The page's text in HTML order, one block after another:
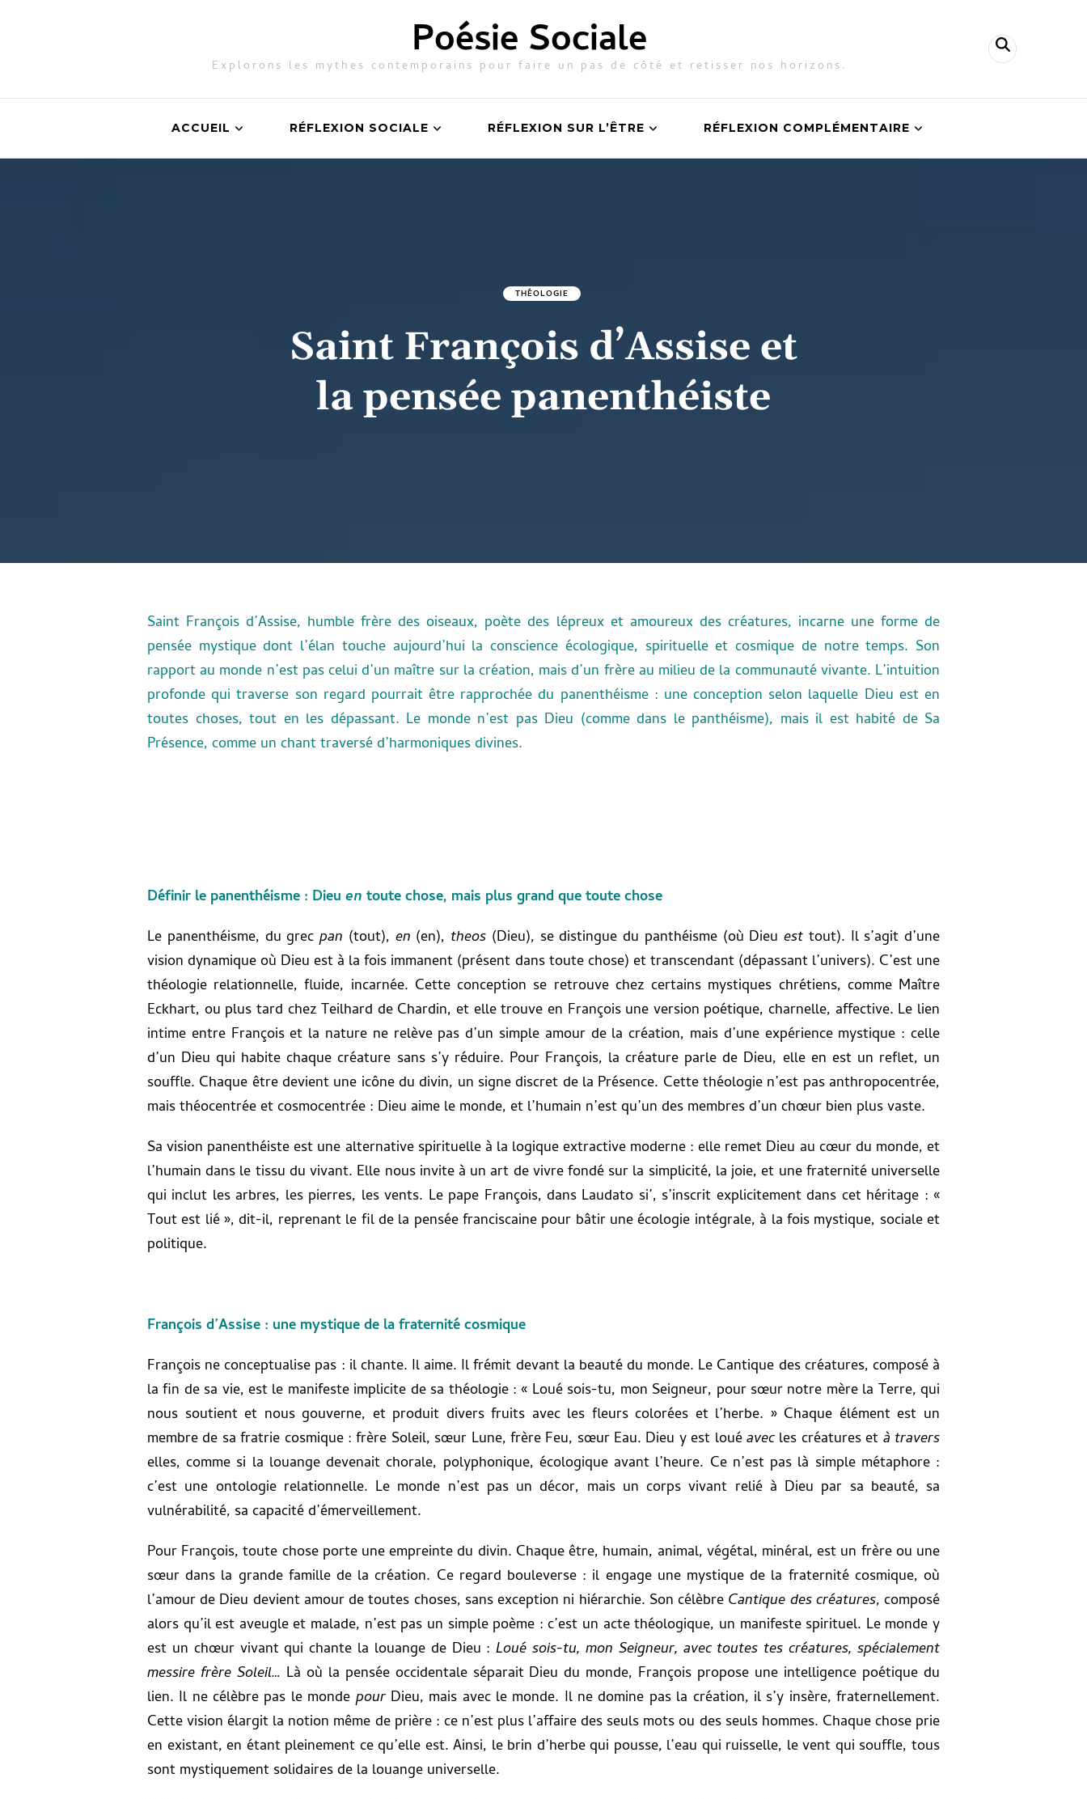
Poésie Sociale
Explorons les mythes contemporains pour faire un pas de côté et retisser nos horizons.
ACCUEIL RÉFLEXION SOCIALE RÉFLEXION SUR L’ÊTRE RÉFLEXION COMPLÉMENTAIRE
THÉOLOGIE
Saint François d’Assise et
la pensée panenthéiste
Saint François d’Assise, humble frère des oiseaux, poète des lépreux et amoureux des créatures, incarne une forme de
pensée mystique dont l’élan touche aujourd’hui la conscience écologique, spirituelle et cosmique de notre temps. Son
rapport au monde n’est pas celui d’un maître sur la création, mais d’un frère au milieu de la communauté vivante. L’intuition
profonde qui traverse son regard pourrait être rapprochée du panenthéisme : une conception selon laquelle Dieu est en
toutes choses, tout en les dépassant. Le monde n’est pas Dieu (comme dans le panthéisme), mais il est habité de Sa
Présence, comme un chant traversé d’harmoniques divines.
Définir le panenthéisme : Dieu en toute chose, mais plus grand que toute chose
Le panenthéisme, du grecpan (tout), en (en), theos (Dieu), se distingue du panthéisme (où Dieu est tout). Il s’agit d’une
vision dynamique où Dieu est à la fois immanent (présent dans toute chose) et transcendant (dépassant l’univers). C’est une
théologie relationnelle, fluide, incarnée. Cette conception se retrouve chez certains mystiques chrétiens, comme Maître
Eckhart, ou plus tard chez Teilhard de Chardin, et elle trouve en François une version poétique, charnelle, affective. Le lien
intime entre François et la nature ne relève pas d’un simple amour de la création, mais d’une expérience mystique : celle
d’un Dieu qui habite chaque créature sans s’y réduire. Pour François, la créature parle de Dieu, elle en est un reflet, un
souffle. Chaque être devient une icône du divin, un signe discret de la Présence. Cette théologie n’est pas anthropocentrée,
mais théocentrée et cosmocentrée : Dieu aime le monde, et l’humain n’est qu’un des membres d’un chœur bien plus vaste.
Sa vision panenthéiste est une alternative spirituelle à la logique extractive moderne : elle remet Dieu au cœur du monde, et
l’humain dans le tissu du vivant. Elle nous invite à un art de vivre fondé sur la simplicité, la joie, et une fraternité universelle
qui inclut les arbres, les pierres, les vents. Le pape François, dans Laudato si’, s’inscrit explicitement dans cet héritage : «
Tout est lié », dit-il, reprenant le fil de la pensée franciscaine pour bâtir une écologie intégrale, à la fois mystique, sociale et
politique.
François d’Assise : une mystique de la fraternité cosmique
François ne conceptualise pas : il chante. Il aime. Il frémit devant la beauté du monde. Le Cantique des créatures, composé à
la fin de sa vie, est le manifeste implicite de sa théologie : « Loué sois-tu, mon Seigneur, pour sœur notre mère la Terre, qui
nous soutient et nous gouverne, et produit divers fruits avec les fleurs colorées et l’herbe. » Chaque élément est un
membre de sa fratrie cosmique : frère Soleil, sœur Lune, frère Feu, sœur Eau. Dieu y est louéavecles créatures et à travers
elles, comme si la louange devenait chorale, polyphonique, écologique avant l’heure. Ce n’est pas là simple métaphore :
c’est une ontologie relationnelle. Le monde n’est pas un décor, mais un corps vivant relié à Dieu par sa beauté, sa
vulnérabilité, sa capacité d’émerveillement.
Pour François, toute chose porte une empreinte du divin. Chaque être, humain, animal, végétal, minéral, est un frère ou une
sœur dans la grande famille de la création. Ce regard bouleverse : il engage une mystique de la fraternité cosmique, où
l’amour de Dieu devient amour de toutes choses, sans exception ni hiérarchie. Son célèbre Cantique des créatures, composé
alors qu’il est aveugle et malade, n’est pas un simple poème : c’est un acte théologique, un manifeste spirituel. Le monde y
est un chœur vivant qui chante la louange de Dieu :Loué sois-tu, mon Seigneur, avec toutes tes créatures, spécialement
messire frère Soleil… Là où la pensée occidentale séparait Dieu du monde, François propose une intelligence poétique du
lien. Il ne célèbre pas le mondepourDieu, mais avec le monde. Il ne domine pas la création, il s’y insère, fraternellement.
Cette vision élargit la notion même de prière : ce n’est plus l’affaire des seuls mots ou des seuls hommes. Chaque chose prie
en existant, en étant pleinement ce qu’elle est. Ainsi, le brin d’herbe qui pousse, l’eau qui ruisselle, le vent qui souffle, tous
sont mystiquement solidaires de la louange universelle.